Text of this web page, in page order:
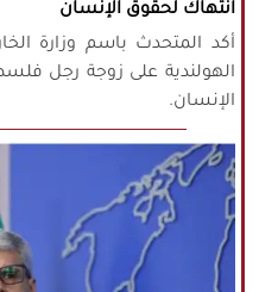
انتهاك لحقوق الإنسان
أكد المتحدث باسم وزارة
الهولندية على زوجة رجل
الإنسان.